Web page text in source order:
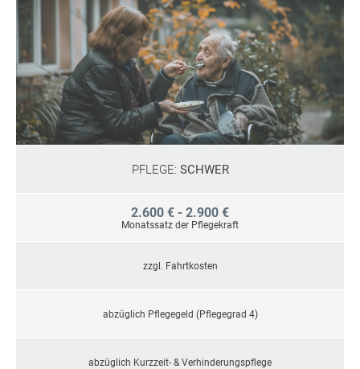
PFLEGE: SCHWER
2.600 € - 2.900 €
Monatssatz der Pflegekraft
zzgl. Fahrtkosten
abzüglich Pflegegeld (Pflegegrad 4)
abzüglich Kurzzeit- & Verhinderungspflege